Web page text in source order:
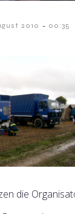
2010 - 00:35
die